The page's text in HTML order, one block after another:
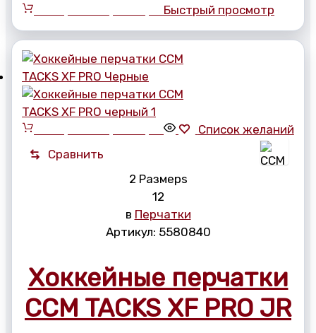
Быстрый просмотр
Список желаний
Сравнить
2 Размерs
12
в Перчатки
Артикул: 5580840
Хоккейные перчатки
CCM TACKS XF PRO JR